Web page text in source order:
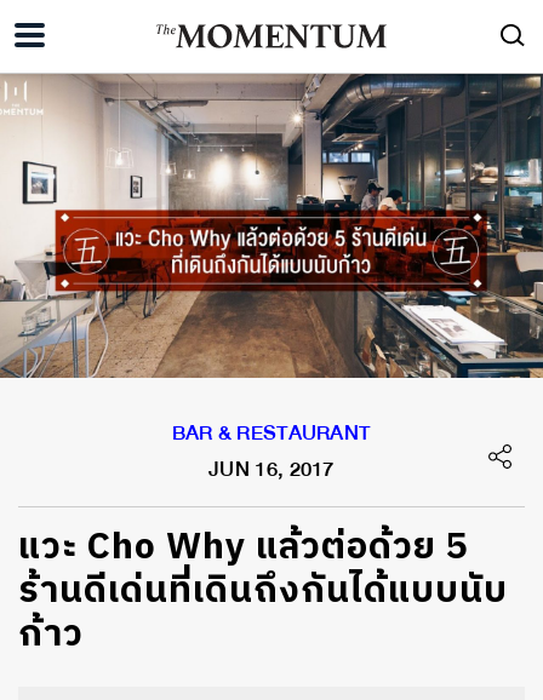
BAR & RESTAURANT
JUN 16, 2017
แวะ Cho Why แล้วต่อด้วย 5
ร้านดีเด่นที่เดินถึงกันได้แบบนับ
ก้าว